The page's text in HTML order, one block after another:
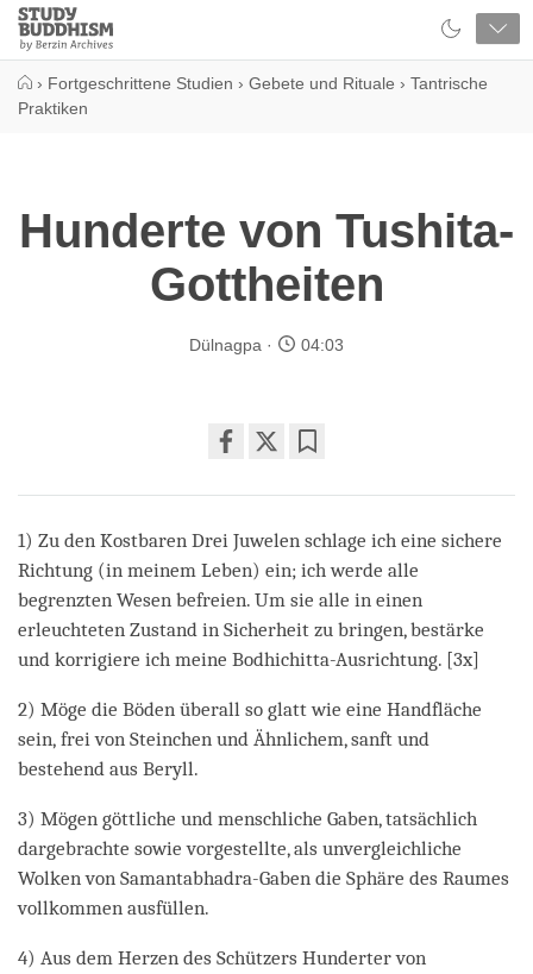
Close
Study
Buddhism
› Fortgeschrittene Studien › Gebete und Rituale › Tantrische
Praktiken
Hunderte von Tushita-
Gottheiten
Dülnagpa 04:03
on
facebook
1) Zu den Kostbaren Drei Juwelen schlage ich eine sichere
Richtung (in meinem Leben) ein; ich werde alle
begrenzten Wesen befreien. Um sie alle in einen
erleuchteten Zustand in Sicherheit zu bringen, bestärke
und korrigiere ich meine Bodhichitta-Ausrichtung. [3x]
2) Möge die Böden überall so glatt wie eine Handfläche
sein, frei von Steinchen und Ähnlichem, sanft und
bestehend aus Beryll.
3) Mögen göttliche und menschliche Gaben, tatsächlich
dargebrachte sowie vorgestellte, als unvergleichliche
Wolken von Samantabhadra-Gaben die Sphäre des Raumes
vollkommen ausfüllen.
4) Aus dem Herzen des Schützers Hunderter von